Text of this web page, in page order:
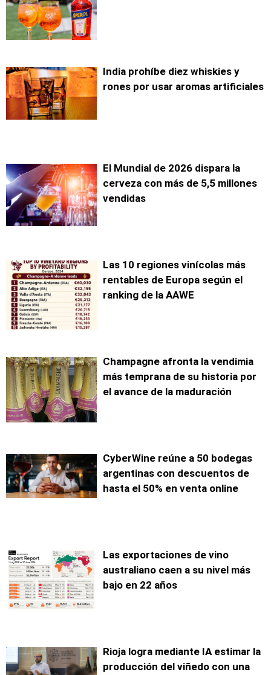
India prohíbe diez whiskies y
rones por usar aromas artificiales
El Mundial de 2026 dispara la
cerveza con más de 5,5 millones
vendidas
Las 10 regiones vinícolas más
rentables de Europa según el
ranking de la AAWE
Champagne afronta la vendimia
más temprana de su historia por
el avance de la maduración
CyberWine reúne a 50 bodegas
argentinas con descuentos de
hasta el 50% en venta online
Las exportaciones de vino
australiano caen a su nivel más
bajo en 22 años
Rioja logra mediante IA estimar la
producción del viñedo con una